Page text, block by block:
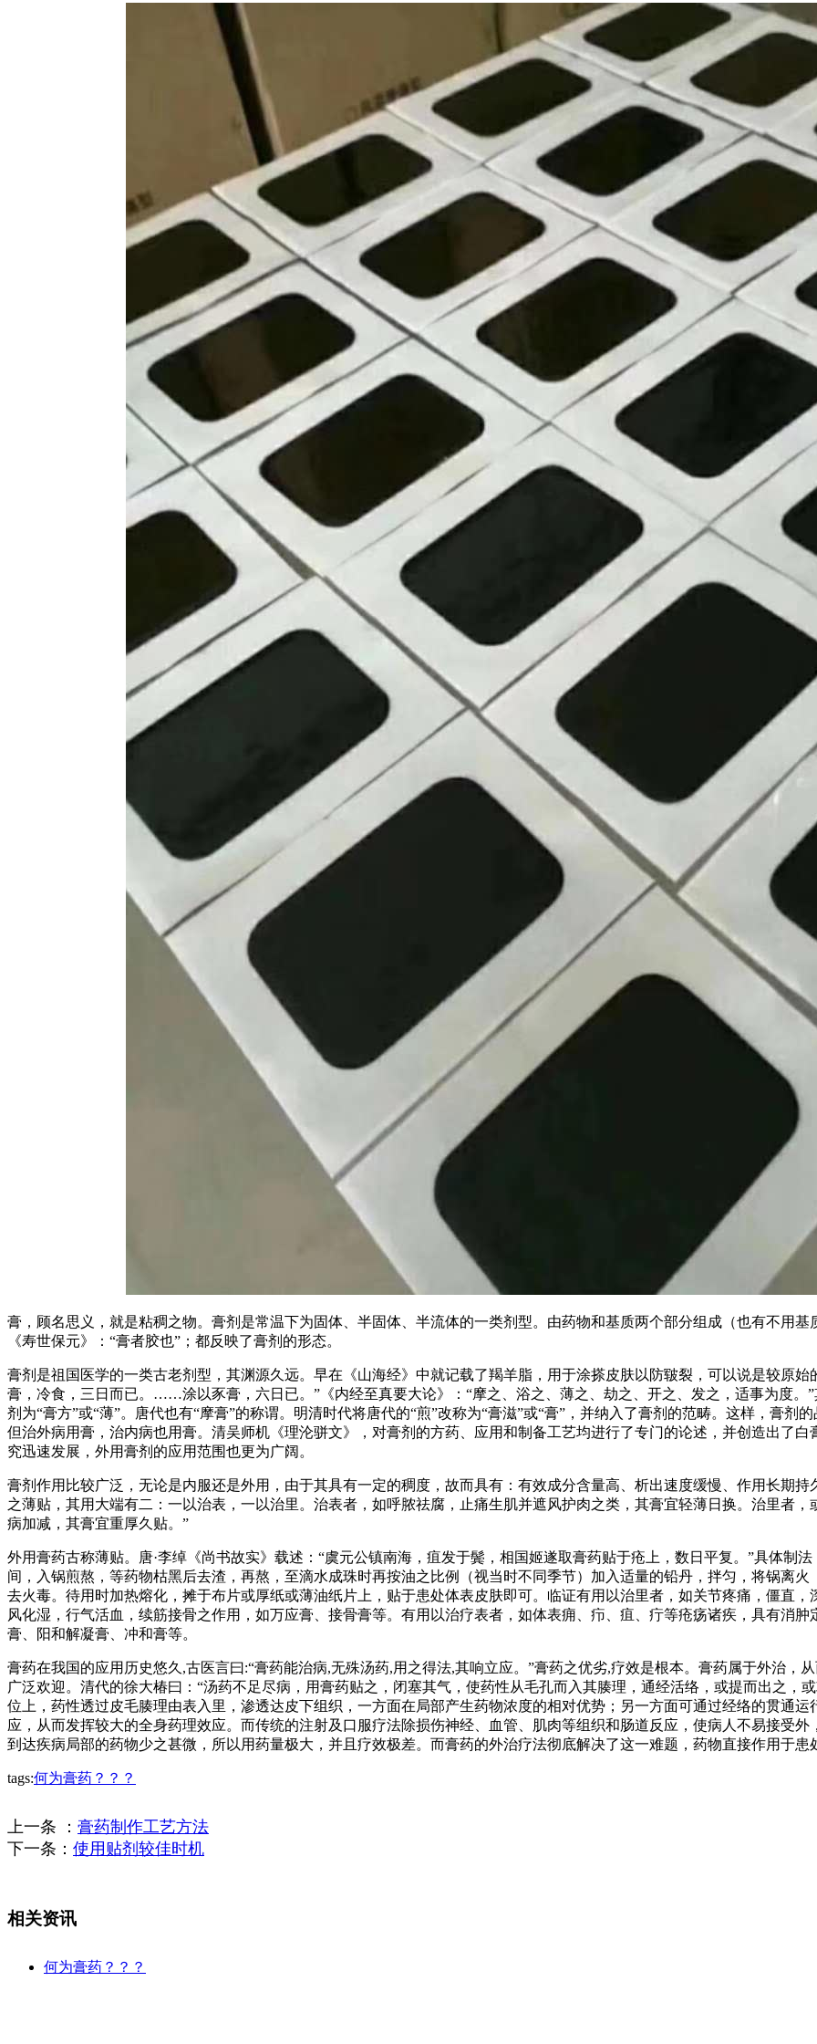
膏，顾名思义，就是粘稠之物。膏剂是常温下为固体、半固体、半流体的一类剂型。由药物和基质两个部分组成（也有不用
《寿世保元》：“膏者胶也”；都反映了膏剂的形态。
膏剂是祖国医学的一类古老剂型，其渊源久远。早在《山海经》中就记载了羯羊脂，用于涂搽皮肤以防皲裂，可以说是较原
膏，冷食，三日而已。……涂以豕膏，六日已。”《内经至真要大论》：“摩之、浴之、薄之、劫之、开之、发之，适事为度。
剂为“膏方”或“薄”。唐代也有“摩膏”的称谓。明清时代将唐代的“煎”改称为“膏滋”或“膏”，并纳入了膏剂的范畴。这样，膏
但治外病用膏，治内病也用膏。清吴师机《理沦骈文》，对膏剂的方药、应用和制备工艺均进行了专门的论述，并创造出了
究迅速发展，外用膏剂的应用范围也更为广阔。
膏剂作用比较广泛，无论是内服还是外用，由于其具有一定的稠度，故而具有：有效成分含量高、析出速度缓慢、作用长期
之薄贴，其用大端有二：一以治表，一以治里。治表者，如呼脓祛腐，止痛生肌并遮风护肉之类，其膏宜轻薄日换。治里者
病加减，其膏宜重厚久贴。”
外用膏药古称薄贴。唐·李绰《尚书故实》载述：“虞元公镇南海，疽发于鬓，相国姬遂取膏药贴于疮上，数日平复。”具体制
间，入锅煎熬，等药物枯黑后去渣，再熬，至滴水成珠时再按油之比例（视当时不同季节）加入适量的铅丹，拌匀，将锅离
去火毒。待用时加热熔化，摊于布片或厚纸或薄油纸片上，贴于患处体表皮肤即可。临证有用以治里者，如关节疼痛，僵直
风化湿，行气活血，续筋接骨之作用，如万应膏、接骨膏等。有用以治疗表者，如体表痈、疖、疽、疔等疮疡诸疾，具有消
膏、阳和解凝膏、冲和膏等。
膏药在我国的应用历史悠久,古医言曰:“膏药能治病,无殊汤药,用之得法,其响立应。”膏药之优劣,疗效是根本。膏药属于外治，
广泛欢迎。清代的徐大椿曰：“汤药不足尽病，用膏药贴之，闭塞其气，使药性从毛孔而入其腠理，通经活络，或提而出之，
位上，药性透过皮毛腠理由表入里，渗透达皮下组织，一方面在局部产生药物浓度的相对优势；另一方面可通过经络的贯通
应，从而发挥较大的全身药理效应。而传统的注射及口服疗法除损伤神经、血管、肌肉等组织和肠道反应，使病人不易接受
到达疾病局部的药物少之甚微，所以用药量极大，并且疗效极差。而膏药的外治疗法彻底解决了这一难题，药物直接作用于
tags:何为膏药？？？
上一条 ： 膏药制作工艺方法
下一条： 使用贴剂较佳时机
相关资讯
何为膏药？？？